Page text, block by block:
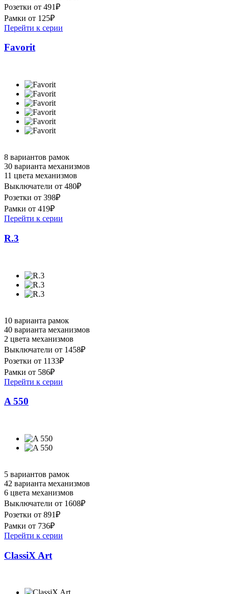
Розетки от 491₽
Рамки от 125₽
Перейти к серии
Favorit
8 вариантов рамок
30 варианта механизмов
11 цвета механизмов
Выключатели от 480₽
Розетки от 398₽
Рамки от 419₽
Перейти к серии
R.3
10 варианта рамок
40 варианта механизмов
2 цвета механизмов
Выключатели от 1458₽
Розетки от 1133₽
Рамки от 586₽
Перейти к серии
A 550
5 вариантов рамок
42 варианта механизмов
6 цвета механизмов
Выключатели от 1608₽
Розетки от 891₽
Рамки от 736₽
Перейти к серии
ClassiX Art